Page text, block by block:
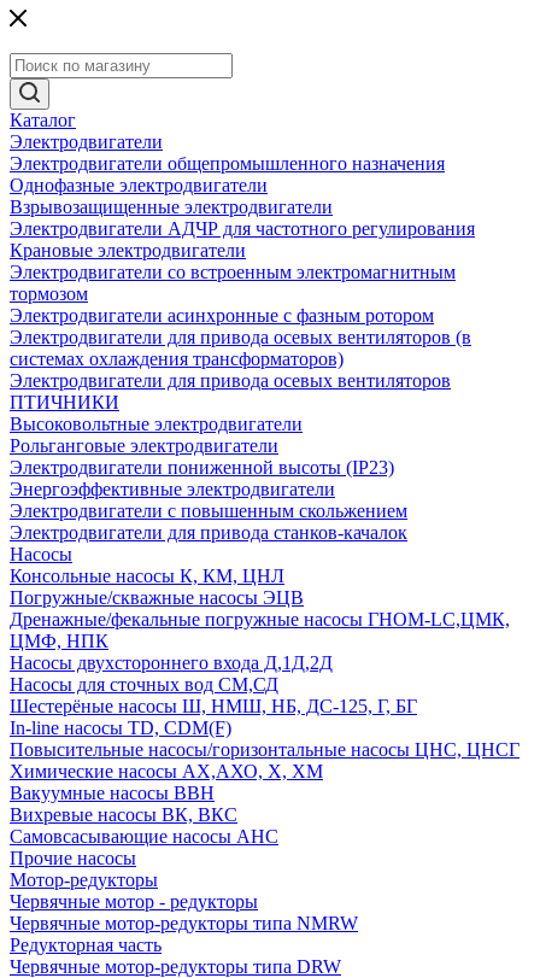
Каталог
Электродвигатели
Электродвигатели общепромышленного назначения
Однофазные электродвигатели
Взрывозащищенные электродвигатели
Электродвигатели АДЧР для частотного регулирования
Крановые электродвигатели
Электродвигатели со встроенным электромагнитным
тормозом
Электродвигатели асинхронные с фазным ротором
Электродвигатели для привода осевых вентиляторов (в
системах охлаждения трансформаторов)
Электродвигатели для привода осевых вентиляторов
ПТИЧНИКИ
Высоковольтные электродвигатели
Рольганговые электродвигатели
Электродвигатели пониженной высоты (IP23)
Энергоэффективные электродвигатели
Электродвигатели с повышенным скольжением
Электродвигатели для привода станков-качалок
Насосы
Консольные насосы К, КМ, ЦНЛ
Погружные/скважные насосы ЭЦВ
Дренажные/фекальные погружные насосы ГНОМ-LC,ЦМК,
ЦМФ, НПК
Насосы двухстороннего входа Д,1Д,2Д
Насосы для сточных вод СМ,СД
Шестерёные насосы Ш, НМШ, НБ, ДС-125, Г, БГ
In-line насосы TD, CDM(F)
Повысительные насосы/горизонтальные насосы ЦНС, ЦНСГ
Химические насосы АХ,АХО, Х, ХМ
Вакуумные насосы ВВН
Вихревые насосы ВК, ВКС
Самовсасывающие насосы АНС
Прочие насосы
Мотор-редукторы
Червячные мотор - редукторы
Червячные мотор-редукторы типа NMRW
Редукторная часть
Червячные мотор-редукторы типа DRW